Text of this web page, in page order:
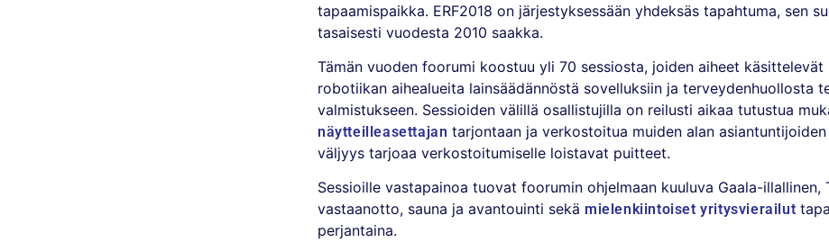
tapaamispaikka. ERF2018 on järjestyksessään yhdeksäs tapahtuma, sen
tasaisesti vuodesta 2010 saakka.
Tämän vuoden foorumi koostuu yli 70 sessiosta, joiden aiheet käsittelevät
robotiikan aihealueita lainsäädännöstä sovelluksiin ja terveydenhuollosta
valmistukseen. Sessioiden välillä osallistujilla on reilusti aikaa tutustua
näytteilleasettajan tarjontaan ja verkostoitua muiden alan
väljyys tarjoaa verkostoitumiselle loistavat puitteet.
Sessioille vastapainoa tuovat foorumin ohjelmaan kuuluva Gaala-illallinen,
vastaanotto, sauna ja avantouinti sekä mielenkiintoiset yritysvierailut
perjantaina.